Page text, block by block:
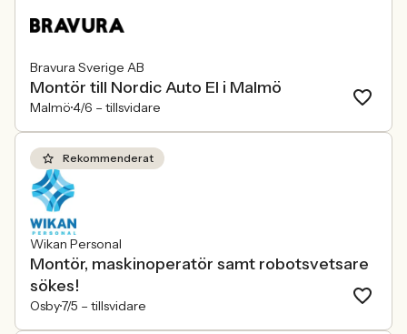
Bravura Sverige AB
Montör till Nordic Auto El i Malmö
Malmö4/6 – tillsvidare
Rekommenderat
Wikan Personal
Montör, maskinoperatör samt robotsvetsare
sökes!
Osby7/5 – tillsvidare